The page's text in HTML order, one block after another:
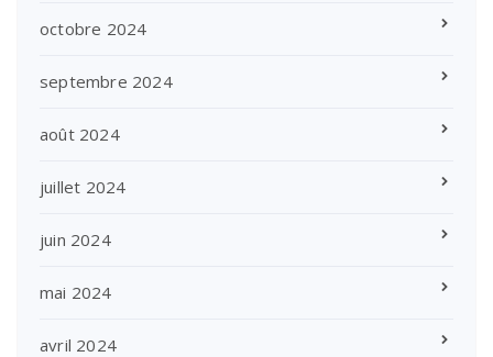
octobre 2024
septembre 2024
août 2024
juillet 2024
juin 2024
mai 2024
avril 2024